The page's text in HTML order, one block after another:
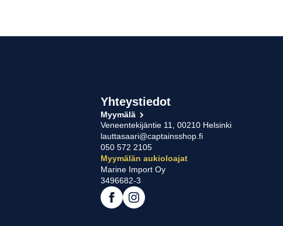
Yhteystiedot
Myymälä
Veneentekijäntie 11, 00210 Helsinki
lauttasaari@captainsshop.fi
050 572 2105
Myymälän aukioloajat
Marine Import Oy
3496682-3